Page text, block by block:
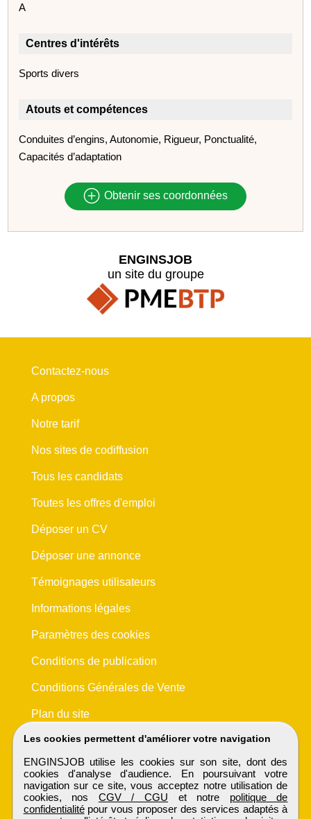
A
Centres d'intérêts
Sports divers
Atouts et compétences
Conduites d’engins, Autonomie, Rigueur, Ponctualité,
Capacités d’adaptation
Obtenir ses coordonnées
Les cookies permettent d'améliorer votre navigation
ENGINSJOB utilise les cookies sur son site, dont des
cookies d'analyse d'audience. En poursuivant votre
navigation sur ce site, vous acceptez notre utilisation de
cookies, nos CGV / CGU et notre politique de
confidentialitépour vous proposer des services adaptés à
ENGINSJOB
un site du groupe
Contactez-nous
A propos
Notre tarif
Nos sites de codiffusion
Tous les candidats
Toutes les offres d'emploi
Déposer un CV
Déposer une annonce
Témoignages utilisateurs
Informations légales
Paramètres des cookies
Conditions de publication
Conditions Générales de Vente
Plan du site